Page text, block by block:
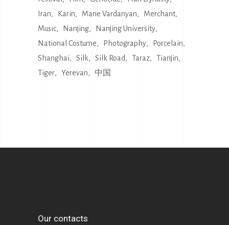
Iran
Karin Mane Vardanyan
Merchant
Music
Nanjing
Nanjing University
National Costume
Photography
Porcelain
Shanghai
Silk Silk Road Taraz
Tianjin
Tiger
Yerevan 中国
Our contacts